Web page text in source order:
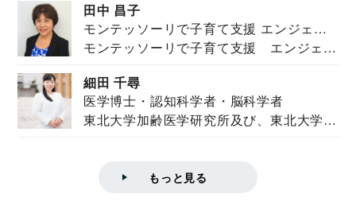
田中 昌子
モンテッソーリで子育て支援 エンジェル
ズハウス研究所所長
モンテッソーリで子育て支援 エンジェル
細田 千尋
医学博士・認知科学者・脳科学者
東北大学加齢医学研究所及び、東北大学大
もっと見る